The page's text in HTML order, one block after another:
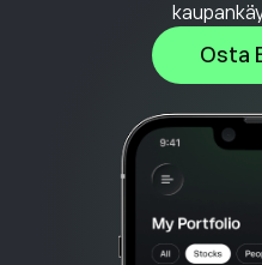
Osta